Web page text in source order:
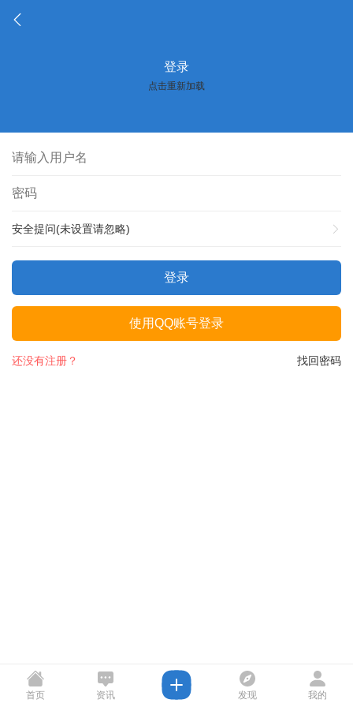
登录
点击重新加载
安全提问(未设置请忽略)
登录
使用QQ账号登录
找回密码
还没有注册？
首页 资讯 发现 我的